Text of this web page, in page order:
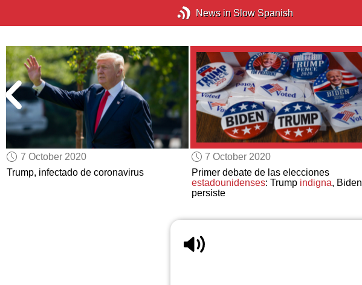
News in Slow Spanish
7 October 2020
Trump, infectado de coronavirus
7 October 2020
Primer debate de las elecciones
estadounidenses: Trump indigna, Biden
persiste